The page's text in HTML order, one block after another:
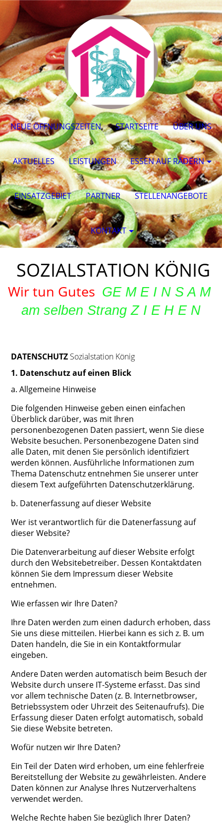
SOZIAL­STATION KÖNIG
Wir tun Gutes GEM E I N S A M
am selben Strang Z I E H E N
DATEN­SCHUTZ­ Sozialstation König
1. Datenschutz auf einen Blick
a. Allgemeine Hinweise
Die folgenden Hinweise geben einen einfachen
Überblick darüber, was mit Ihren
personenbezogenen Daten passiert, wenn Sie diese
Website besuchen. Personenbezogene Daten sind
alle Daten, mit denen Sie persönlich identifiziert
werden können. Ausführliche Informationen zum
Thema Datenschutz entnehmen Sie unserer unter
diesem Text aufgeführten Datenschutzerklärung.
b. Datenerfassung auf dieser Website
Wer ist verantwortlich für die Datenerfassung auf
dieser Website?
Die Datenverarbeitung auf dieser Website erfolgt
durch den Websitebetreiber. Dessen Kontaktdaten
können Sie dem Impressum dieser Website
entnehmen.
Wie erfassen wir Ihre Daten?
Ihre Daten werden zum einen dadurch erhoben, dass
Sie uns diese mitteilen. Hierbei kann es sich z. B. um
Daten handeln, die Sie in ein Kontaktformular
eingeben.
Andere Daten werden automatisch beim Besuch der
Website durch unsere IT-Systeme erfasst. Das sind
vor allem technische Daten (z. B. Internetbrowser,
Betriebssystem oder Uhrzeit des Seitenaufrufs). Die
Erfassung dieser Daten erfolgt automatisch, sobald
Sie diese Website betreten.
Wofür nutzen wir Ihre Daten?
Ein Teil der Daten wird erhoben, um eine fehlerfreie
Bereitstellung der Website zu gewährleisten. Andere
Daten können zur Analyse Ihres Nutzerverhaltens
verwendet werden.
Welche Rechte haben Sie bezüglich Ihrer Daten?
NEUE ÖFFNUNGSZEITEN STARTSEITE ÜBER UNS
AKTUELLES LEISTUNGEN ESSEN AUF RÄDERN
EINSATZGEBIET PARTNER STELLENANGEBOTE
KONTAKT